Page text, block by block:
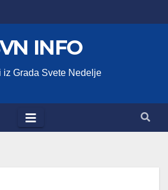
INFO
iz Grada Svete Nedelje